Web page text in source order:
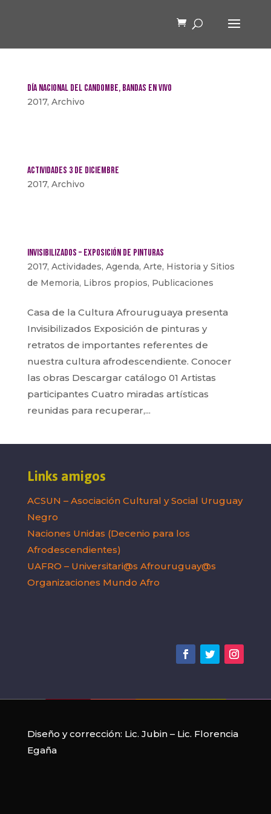
Día Nacional del Candombe, Bandas en vivo
2017, Archivo
Actividades 3 de Diciembre
2017, Archivo
Invisibilizados – Exposición de pinturas
2017, Actividades, Agenda, Arte, Historia y Sitios
de Memoria, Libros propios, Publicaciones
Casa de la Cultura Afrouruguaya presenta
Invisibilizados Exposición de pinturas y
retratos de importantes referentes de
nuestra cultura afrodescendiente. Conocer
las obras Descargar catálogo 01 Artistas
participantes Cuatro miradas artísticas
reunidas para recuperar,...
Links amigos
ACSUN – Asociación Cultural y Social Uruguay
Negro
Naciones Unidas (Decenio para los
Afrodescendientes)
UAFRO – Universitari@s Afrouruguay@s
Organizaciones Mundo Afro
Diseño y corrección: Lic. Jubin– Lic. Florencia
Egaña